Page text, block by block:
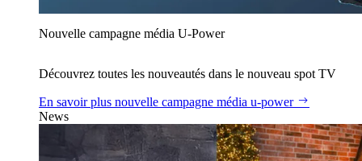
Nouvelle campagne média U‑Power
Découvrez toutes les nouveautés dans le nouveau spot TV
En savoir plus nouvelle campagne média u‑power
News